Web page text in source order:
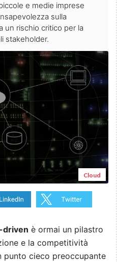
e medie imprese
sulla
un rischio critico per la
stakeholder.
Cloud
driven è ormai un pilastro
e la competitività
punto cieco preoccupante